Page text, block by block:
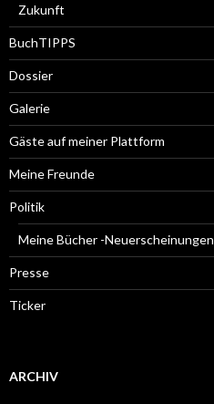
Zukunft
BuchTIPPS
Dossier
Galerie
Gäste auf meiner Plattform
Meine Freunde
Politik
Meine Bücher -Neuerscheinungen
Presse
Ticker
ARCHIV